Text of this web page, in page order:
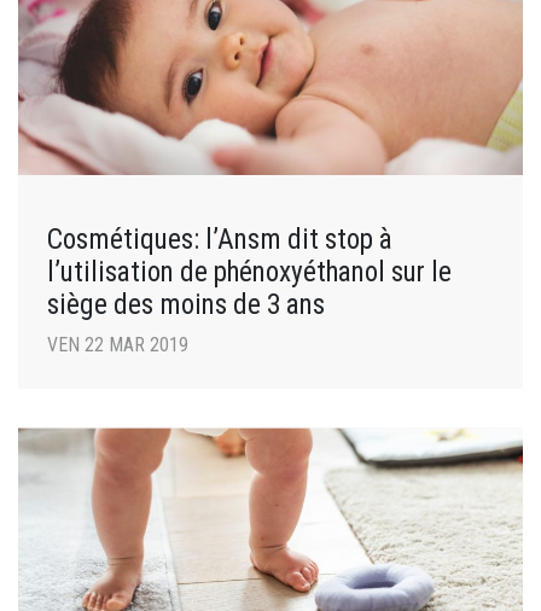
Cosmétiques: l’Ansm dit stop à
l’utilisation de phénoxyéthanol sur le
siège des moins de 3 ans
VEN 22 MAR 2019